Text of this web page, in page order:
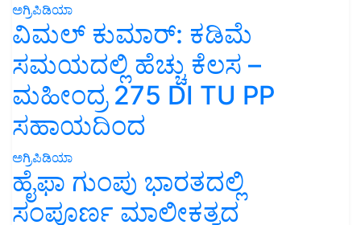
ಅಗ್ರಿಪಿಡಿಯಾ
ವಿಮಲ್ ಕುಮಾರ್: ಕಡಿಮೆ
ಸಮಯದಲ್ಲಿ ಹೆಚ್ಚು ಕೆಲಸ –
ಮಹೀಂದ್ರ 275 DI TU PP
ಸಹಾಯದಿಂದ
ಅಗ್ರಿಪಿಡಿಯಾ
ಹೈಫಾ ಗುಂಪು ಭಾರತದಲ್ಲಿ
ಸಂಪೂರ್ಣ ಮಾಲೀಕತ್ವದ